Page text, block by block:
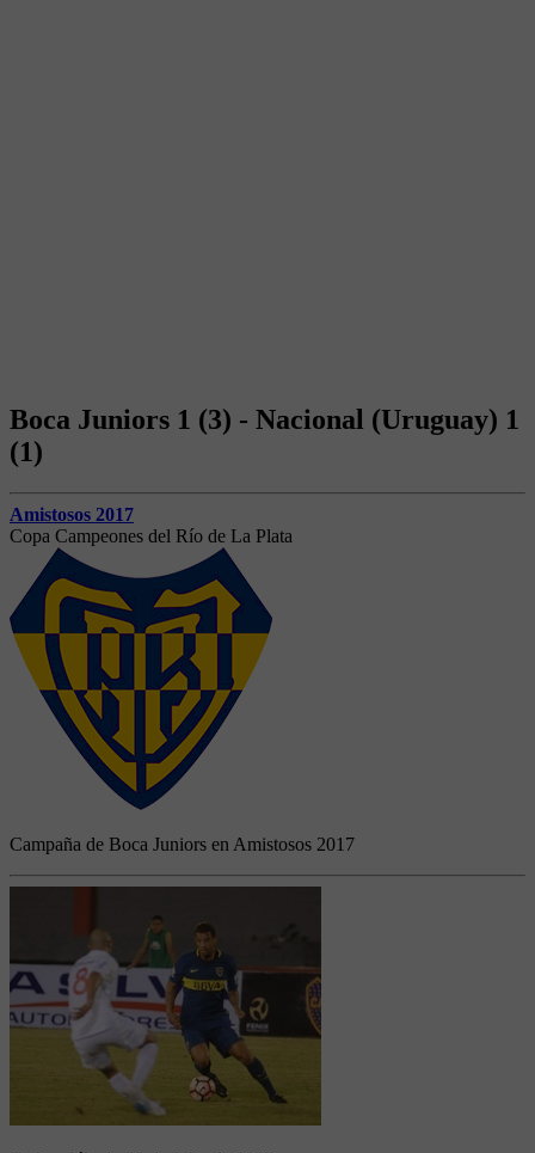
Boca Juniors 1 (3) - Nacional (Uruguay) 1
(1)
Amistosos 2017
Copa Campeones del Río de La Plata
Campaña de Boca Juniors en Amistosos 2017